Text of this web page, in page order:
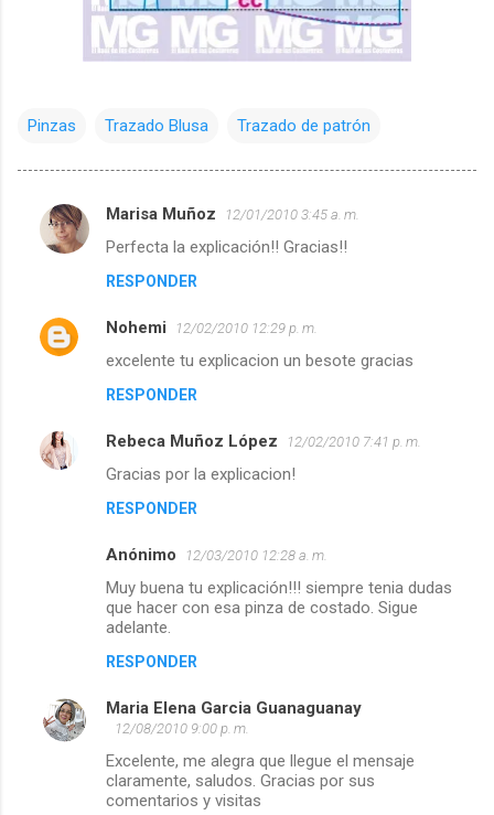
Pinzas Trazado Blusa Trazado de patrón
C
e
n
r
Marisa Muñoz 12/01/2010 3:45 a. m.
Perfecta la explicación!! Gracias!!
RESPONDER
Nohemi 12/02/2010 12:29 p. m.
excelente tu explicacion un besote gracias
RESPONDER
Rebeca Muñoz López 12/02/2010 7:41 p. m.
Gracias por la explicacion!
RESPONDER
Anónimo 12/03/2010 12:28 a. m.
Muy buena tu explicación!!! siempre tenia dudas
que hacer con esa pinza de costado. Sigue
adelante.
RESPONDER
Maria Elena Garcia Guanaguanay
12/08/2010 9:00 p. m.
Excelente, me alegra que llegue el mensaje
claramente, saludos. Gracias por sus
comentarios y visitas